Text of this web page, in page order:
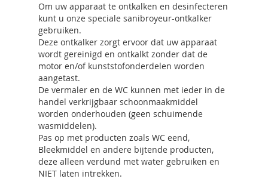
Om uw apparaat te ontkalken en desinfecteren
kunt u onze speciale sanibroyeur-ontkalker
gebruiken.
Deze ontkalker zorgt ervoor dat uw apparaat
wordt gereinigd en ontkalkt zonder dat de
motor en/of kunststofonderdelen worden
aangetast.
De vermaler en de WC kunnen met ieder in de
handel verkrijgbaar schoonmaakmiddel
worden onderhouden (geen schuimende
wasmiddelen).
Pas op met producten zoals WC eend,
Bleekmiddel en andere bijtende producten,
deze alleen verdund met water gebruiken en
NIET laten intrekken.